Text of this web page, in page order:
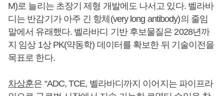
M)로 늘리는 초장기 제형 개발에도 나서고 있다. 벨라바
디는 반감기가 아주 긴 항체(very long antibody)의 줄임
말에서 유래했다. 벨라바디 기반 후보물질은 2028년까
지 임상 1상 PK(약동학) 데이터를 확보한 뒤 기술이전을
목표로 한다.
차상훈은 “ADC, TCE, 벨라바디까지 이어지는 파이프라